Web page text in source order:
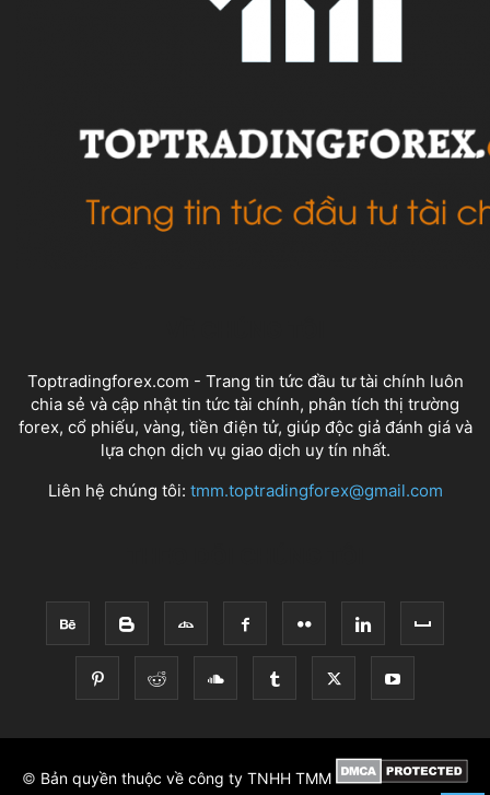
Toptradingforex.com - Trang tin tức đầu tư tài chính luôn
chia sẻ và cập nhật tin tức tài chính, phân tích thị trường
forex, cổ phiếu, vàng, tiền điện tử, giúp độc giả đánh giá và
lựa chọn dịch vụ giao dịch uy tín nhất.
Liên hệ chúng tôi: tmm.toptradingforex@gmail.com
© Bản quyền thuộc về công ty TNHH TMM